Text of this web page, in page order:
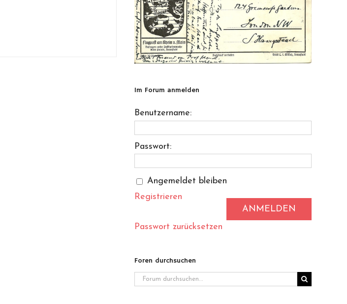
Im Forum anmelden
Benutzername:
Passwort:
Angemeldet bleiben
ANMELDEN
Registrieren
Passwort zurücksetzen
Foren durchsuchen